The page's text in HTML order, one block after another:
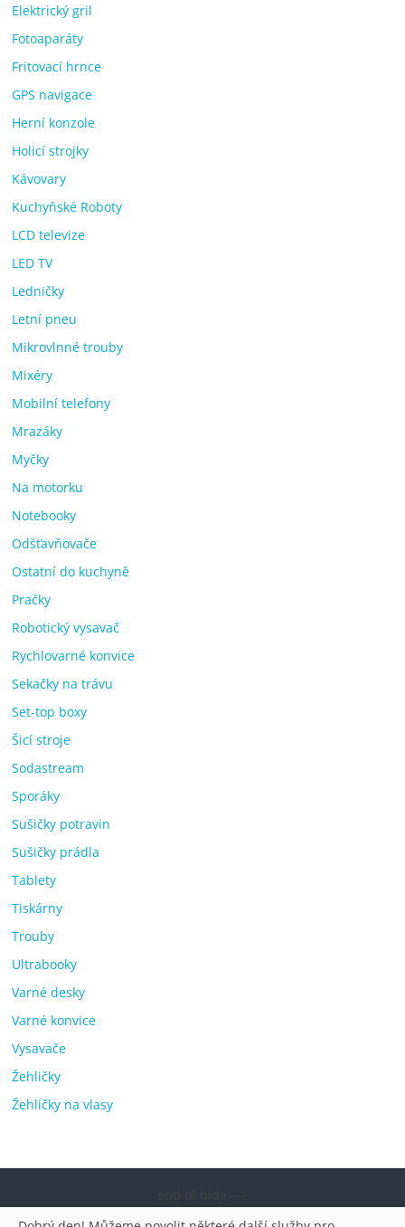
Elektrický gril
Fotoaparáty
Fritovací hrnce
GPS navigace
Herní konzole
Holicí strojky
Kávovary
Kuchyňské Roboty
LCD televize
LED TV
Ledničky
Letní pneu
Mikrovlnné trouby
Mixéry
Mobilní telefony
Mrazáky
Myčky
Na motorku
Notebooky
Odšťavňovače
Ostatní do kuchyně
Pračky
Robotický vysavač
Rychlovarné konvice
Sekačky na trávu
Set-top boxy
Šicí stroje
Sodastream
Sporáky
Sušičky potravin
Sušičky prádla
Tablety
Tiskárny
Trouby
Ultrabooky
Varné desky
Varné konvice
Vysavače
Žehličky
Žehličky na vlasy